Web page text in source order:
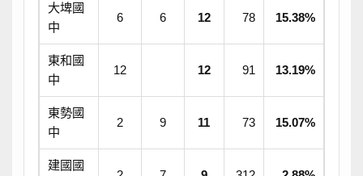
大埤國
中
6 6 12 78 15.38%
東和國
中
12 12 91 13.19%
東勢國
中
2 9 11 73 15.07%
建國國